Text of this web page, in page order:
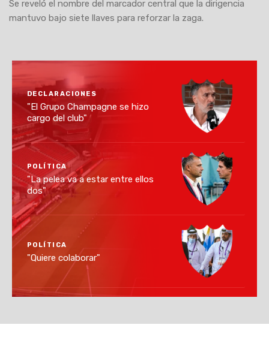
Se reveló el nombre del marcador central que la dirigencia
mantuvo bajo siete llaves para reforzar la zaga.
DECLARACIONES
"El Grupo Champagne se hizo
cargo del club"
POLÍTICA
"La pelea va a estar entre ellos
dos"
POLÍTICA
"Quiere colaborar"